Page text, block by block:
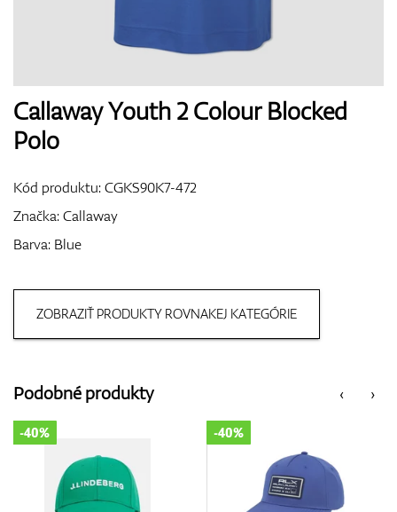
Vozíky
GPS/Dálkoměry
Callaway Youth 2 Colour Blocked
Polo
Kód produktu:CGKS90K7-472
Značka:Callaway
Barva: Blue
ZOBRAZIŤ PRODUKTY ROVNAKEJ KATEGÓRIE
‹
Podobné produkty ›
-40%